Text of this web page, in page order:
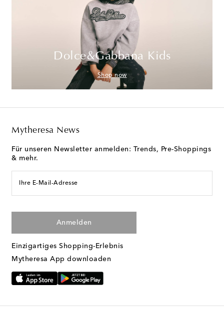
Dolce&Gabbana Kids
Shop now
Mytheresa News
Für unseren Newsletter anmelden: Trends, Pre-Shoppings
& mehr.
Ihre E-Mail-Adresse
Anmelden
Einzigartiges Shopping-Erlebnis
Mytheresa App downloaden